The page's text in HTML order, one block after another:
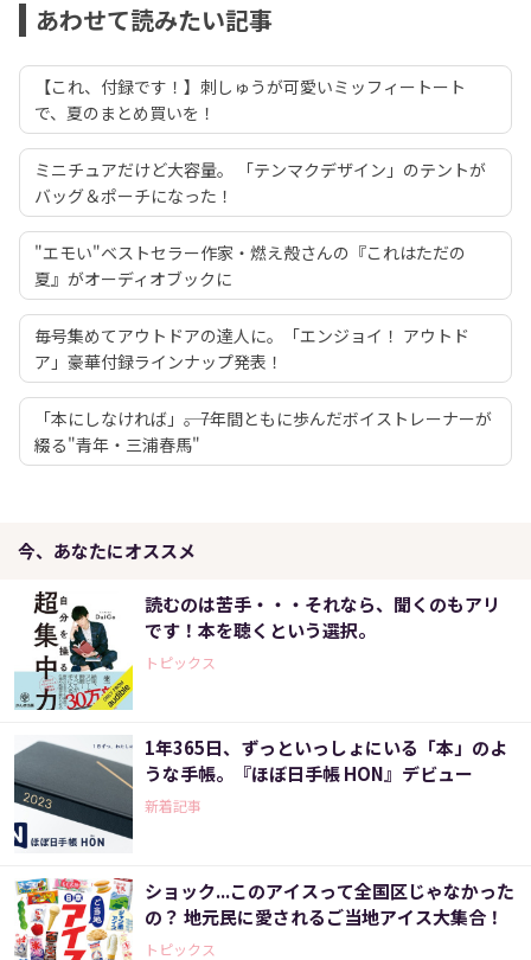
あわせて読みたい記事
【これ、付録です！】刺しゅうが可愛いミッフィートート
で、夏のまとめ買いを！
ミニチュアだけど大容量。 「テンマクデザイン」のテントが
バッグ＆ポーチになった！
"エモい"ベストセラー作家・燃え殻さんの『これはただの
夏』がオーディオブックに
毎号集めてアウトドアの達人に。「エンジョイ！ アウトド
ア」豪華付録ラインナップ発表！
「本にしなければ」――。7年間ともに歩んだボイストレーナーが
綴る"青年・三浦春馬"
今、あなたにオススメ
読むのは苦手・・・それなら、聞くのもアリ
です！本を聴くという選択。
トピックス
1年365日、ずっといっしょにいる「本」のよ
うな手帳。『ほぼ日手帳 HON』デビュー
新着記事
ショック...このアイスって全国区じゃなかった
の？ 地元民に愛されるご当地アイス大集合！
トピックス